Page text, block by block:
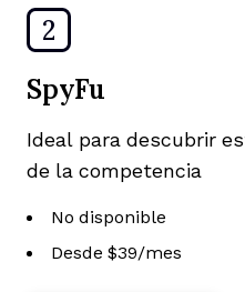
2
SpyFu
Ideal para descubrir
de la competencia
No disponible
Desde $39/mes